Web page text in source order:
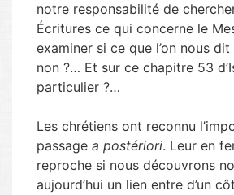
notre responsabilité de
Écritures ce qui concerne le
examiner si ce que l’on nous
non ?… Et sur ce chapitre 53
particulier ?…
Les chrétiens ont reconnu
passage a postériori. Leur en
reproche si nous découvrons
aujourd’hui un lien entre d’un